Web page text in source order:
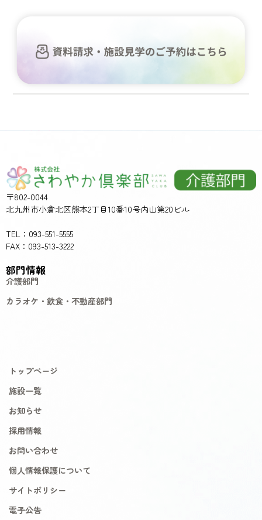
〒802-0044
北九州市小倉北区熊本2丁目10番10号内山第20ビル
TEL：093-551-5555
FAX：093-513-3222
部門情報
介護部門
カラオケ・飲食・不動産部門
トップページ
施設一覧
お知らせ
採用情報
お問い合わせ
個人情報保護について
サイトポリシー
電子公告